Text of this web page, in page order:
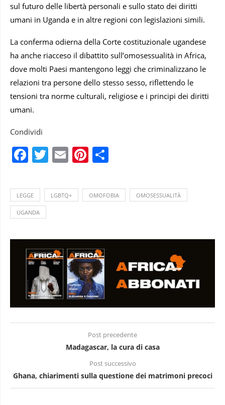
sul futuro delle libertà personali e sullo stato dei diritti
umani in Uganda e in altre regioni con legislazioni simili.
La conferma odierna della Corte costituzionale ugandese
ha anche riacceso il dibattito sull’omosessualità in Africa,
dove molti Paesi mantengono leggi che criminalizzano le
relazioni tra persone dello stesso sesso, riflettendo le
tensioni tra norme culturali, religiose e i principi dei diritti
umani.
Condividi
Facebook
Twitter
EmailPinterest
LEGGE LGBTQ+ OMOFOBIA OMOSESSUALITÀ
UGANDA
Post precedente
Madagascar, la cura di casa
Post successivo
Ghana, chiarimenti sulla questione dei matrimoni precoci